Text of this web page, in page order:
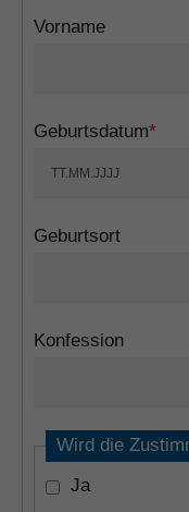
Vorname
Geburtsdatum*
Geburtsort
Konfession
Wird die
Ja